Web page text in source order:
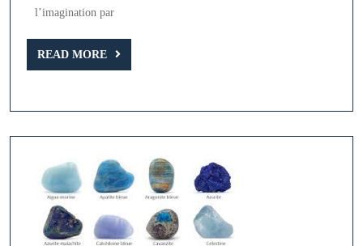
l’imagination par
READ MORE
READ
MORE